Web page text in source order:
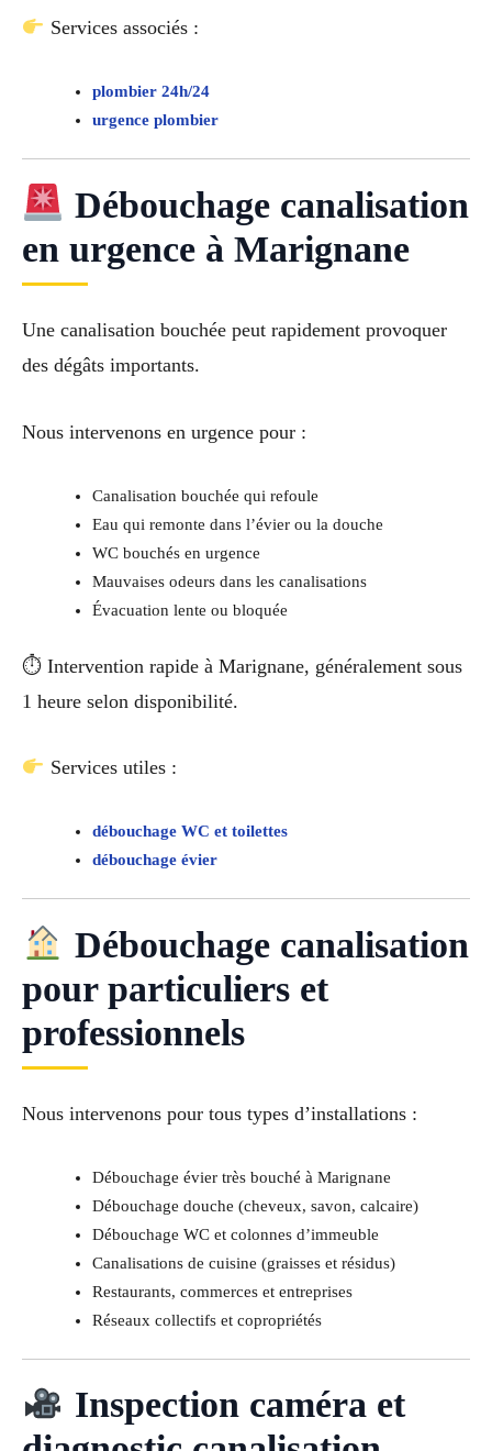
Services associés :
plombier 24h/24
urgence plombier
Débouchage canalisation
en urgence à Marignane
Une canalisation bouchée peut rapidement provoquer
des dégâts importants.
Nous intervenons en urgence pour :
Canalisation bouchée qui refoule
Eau qui remonte dans l’évier ou la douche
WC bouchés en urgence
Mauvaises odeurs dans les canalisations
Évacuation lente ou bloquée
⏱ Intervention rapide à Marignane, généralement sous
1 heure selon disponibilité.
Services utiles :
débouchage WC et toilettes
débouchage évier
Débouchage canalisation
pour particuliers et
professionnels
Nous intervenons pour tous types d’installations :
Débouchage évier très bouché à Marignane
Débouchage douche (cheveux, savon, calcaire)
Débouchage WC et colonnes d’immeuble
Canalisations de cuisine (graisses et résidus)
Restaurants, commerces et entreprises
Réseaux collectifs et copropriétés
Inspection caméra et